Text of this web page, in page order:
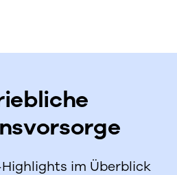
im Überblick